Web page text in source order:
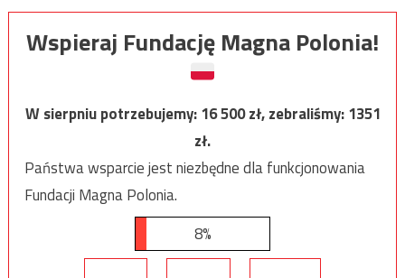
Wspieraj Fundację Magna Polonia!
W sierpniu potrzebujemy:16 500zł, zebraliśmy:1351
zł.
Państwa wsparcie jest niezbędne dla funkcjonowania
Fundacji Magna Polonia.
8%